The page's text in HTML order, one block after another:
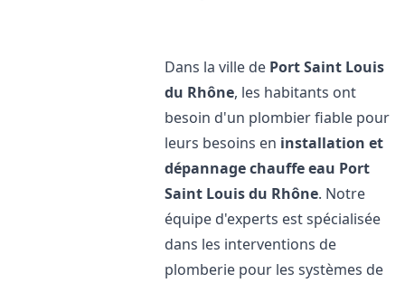
Dans la ville de Port Saint Louis
du Rhône, les habitants ont
besoin d'un plombier fiable pour
leurs besoins en installation et
dépannage chauffe eau Port
Saint Louis du Rhône. Notre
équipe d'experts est spécialisée
dans les interventions de
plomberie pour les systèmes de